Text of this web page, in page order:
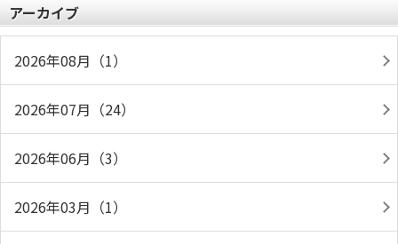
アーカイブ
2026年08月（1）
2026年07月（24）
2026年06月（3）
2026年03月（1）